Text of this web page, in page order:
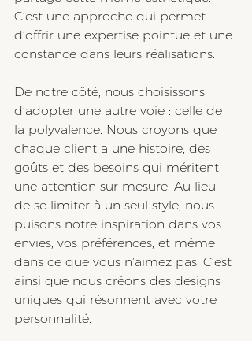
C’est une approche qui permet
d’offrir une expertise pointue et une
constance dans leurs réalisations.
De notre côté, nous choisissons
d’adopter une autre voie : celle de
la polyvalence. Nous croyons que
chaque client a une histoire, des
goûts et des besoins qui méritent
une attention sur mesure. Au lieu
de se limiter à un seul style, nous
puisons notre inspiration dans vos
envies, vos préférences, et même
dans ce que vous n’aimez pas. C’est
ainsi que nous créons des designs
uniques qui résonnent avec votre
personnalité.